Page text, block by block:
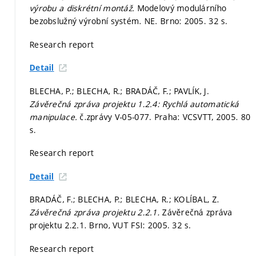
výrobu a diskrétní montáž. Modelový modulárního
bezobslužný výrobní systém. NE. Brno: 2005. 32 s.
Research report
Detail
BLECHA, P.; BLECHA, R.; BRADÁČ, F.; PAVLÍK, J.
Závěrečná zpráva projektu 1.2.4: Rychlá automatická
manipulace.č.zprávy V-05-077. Praha: VCSVTT, 2005. 80
s.
Research report
Detail
BRADÁČ, F.; BLECHA, P.; BLECHA, R.; KOLÍBAL, Z.
Závěrečná zpráva projektu 2.2.1.Závěrečná zpráva
projektu 2.2.1. Brno, VUT FSI: 2005. 32 s.
Research report